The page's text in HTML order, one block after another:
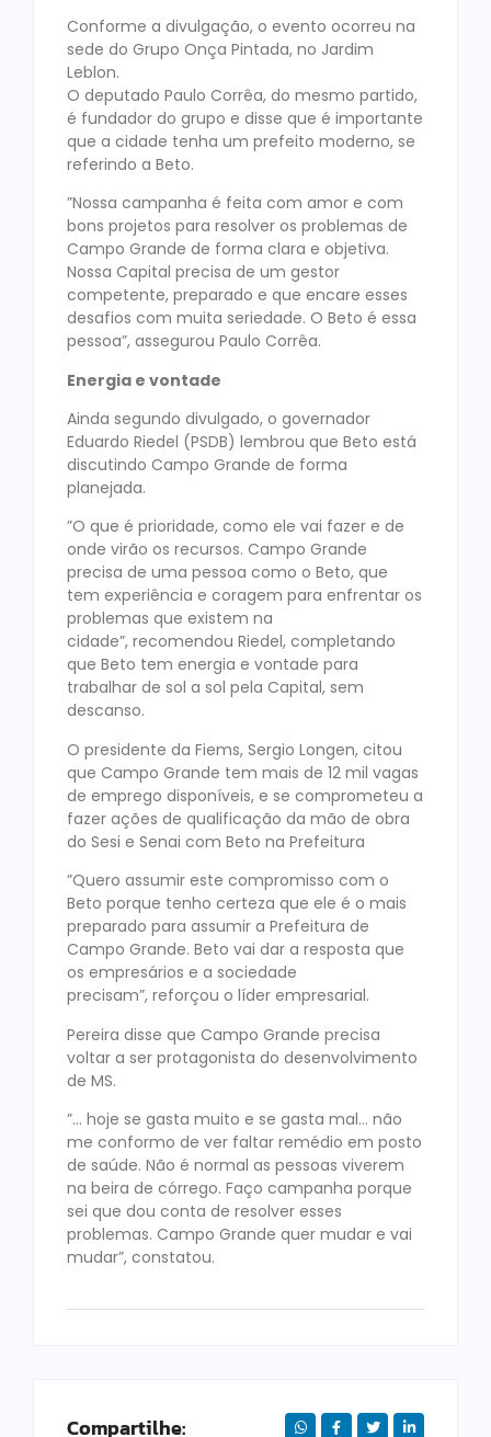
Conforme a divulgação, o evento ocorreu na
sede do Grupo Onça Pintada, no Jardim
Leblon.
O deputado Paulo Corrêa, do mesmo partido,
é fundador do grupo e disse que é importante
que a cidade tenha um prefeito moderno, se
referindo a Beto.
”Nossa campanha é feita com amor e com
bons projetos para resolver os problemas de
Campo Grande de forma clara e objetiva.
Nossa Capital precisa de um gestor
competente, preparado e que encare esses
desafios com muita seriedade. O Beto é essa
pessoa”, assegurou Paulo Corrêa.
Energia e vontade
Ainda segundo divulgado, o governador
Eduardo Riedel (PSDB) lembrou que Beto está
discutindo Campo Grande de forma
planejada.
”O que é prioridade, como ele vai fazer e de
onde virão os recursos. Campo Grande
precisa de uma pessoa como o Beto, que
tem experiência e coragem para enfrentar os
problemas que existem na
cidade”, recomendou Riedel, completando
que Beto tem energia e vontade para
trabalhar de sol a sol pela Capital, sem
descanso.
O presidente da Fiems, Sergio Longen, citou
que Campo Grande tem mais de 12 mil vagas
de emprego disponíveis, e se comprometeu a
fazer ações de qualificação da mão de obra
do Sesi e Senai com Beto na Prefeitura
”Quero assumir este compromisso com o
Beto porque tenho certeza que ele é o mais
preparado para assumir a Prefeitura de
Campo Grande. Beto vai dar a resposta que
os empresários e a sociedade
precisam”, reforçou o líder empresarial.
Pereira disse que Campo Grande precisa
voltar a ser protagonista do desenvolvimento
de MS.
”… hoje se gasta muito e se gasta mal… não
me conformo de ver faltar remédio em posto
de saúde. Não é normal as pessoas viverem
na beira de córrego. Faço campanha porque
sei que dou conta de resolver esses
problemas. Campo Grande quer mudar e vai
mudar”, constatou.
Compartilhe: